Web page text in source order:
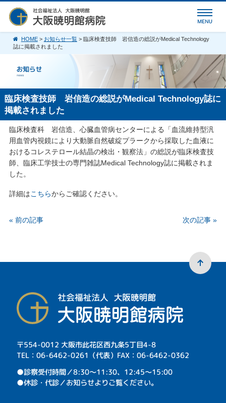
HOME> お知らせ一覧> 臨床検査技師 岩信造の総説がMedical Technology
誌に掲載されました
臨床検査技師 岩信造の総説がMedical Technology誌に
掲載されました
臨床検査科 岩信造、心臓血管病センターによる「血流維持型汎
用血管内視鏡により大動脈自然破綻プラークから採取した血液に
おけるコレステロール結晶の検出・観察法」の総説が臨床検査技
師、臨床工学技士の専門雑誌Medical Technology誌に掲載されま
した。
詳細はこちらからご確認ください。
« 前の記事 次の記事 »
〒554-0012 大阪市此花区西九条5丁目4-8
TEL：06-6462-0261（代表）FAX：06-6462-0362
⁩●診察受付時間／8:30～11:30、12:45～15:00
●休診・代診／お知らせよりご覧ください。